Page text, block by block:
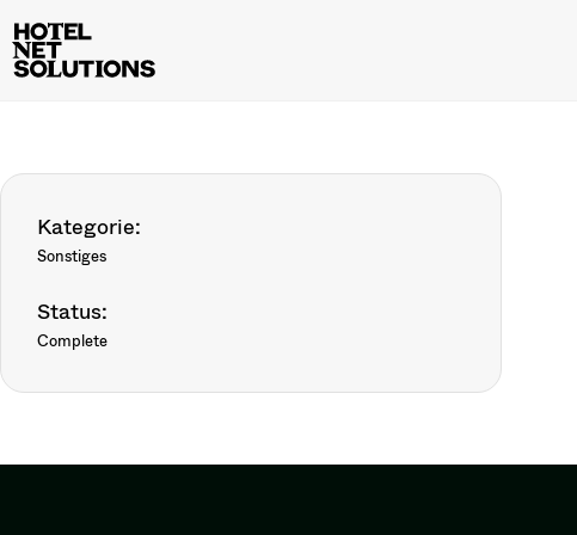
Kategorie:
Sonstiges
Status:
Complete